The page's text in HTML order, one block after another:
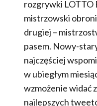
rozgrywki LOTTO
mistrzowski
drugiej –
pasem. Nowy-
najczęściej
w ubiegłym
wzmożenie widać
najlepszych